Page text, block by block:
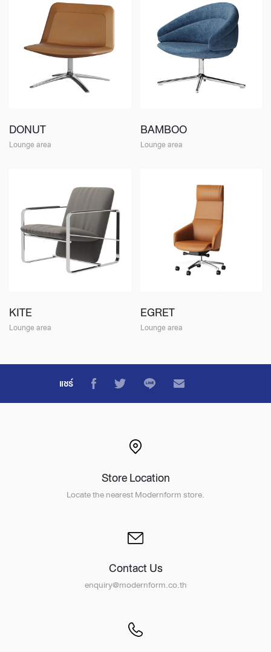
DONUT
Lounge area
BAMBOO
Lounge area
KITE
Lounge area
EGRET
Lounge area
แชร์
Store Location
Locate the nearest Modernform store.
Contact Us
enquiry@modernform.co.th